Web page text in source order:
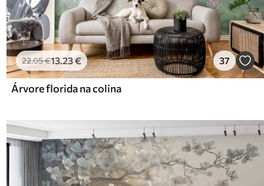
22.05€13.23€ 37
Árvore florida na colina